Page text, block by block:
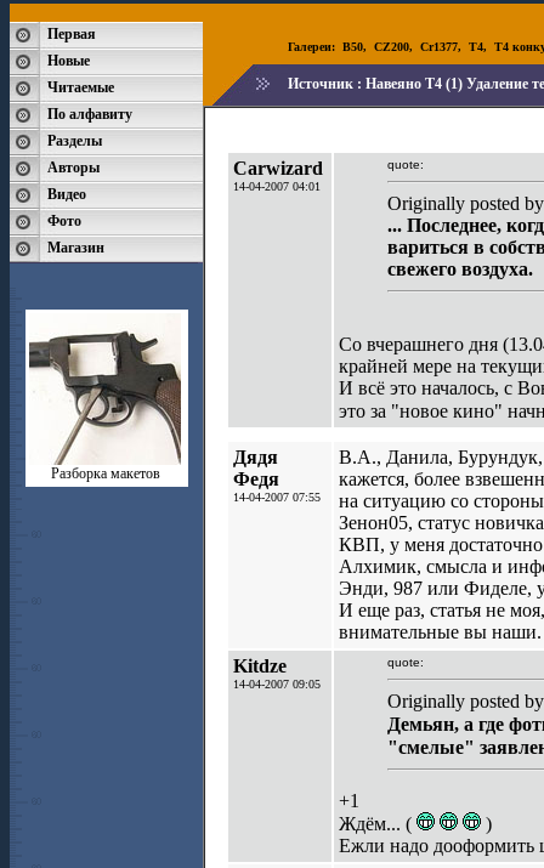
Первая
Новые
Читаемые
По алфавиту
Разделы
Авторы
Видео
Фото
Магазин
Разборка макетов
Галереи: B50, CZ200, Cr1377, T4, T4
Источник : Навеяно Т4 (1) Удаление
Carwizard
14-04-2007 04:01
quote:
Originally posted
... Последнее,
вариться в
свежего воздуха.
Со вчерашнего дня
крайней мере на
И всё это началось, с
это за "новое кино"
Дядя
Федя
14-04-2007 07:55
В.А., Данила,
кажется, более
на ситуацию со
Зенон05, статус
КВП, у меня
Алхимик, смысла и
Энди, 987 или Фиделе,
И еще раз, статья не
внимательные вы наши.
Kitdze
14-04-2007 09:05
quote:
Originally posted
Демьян, а где
"смелые"
+1
Ждём... (
)
Ежли надо дооформить